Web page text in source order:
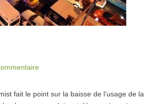
fait le point sur la baisse de l’usage de